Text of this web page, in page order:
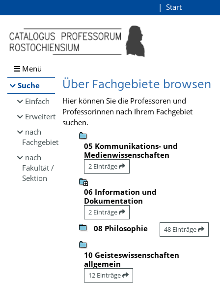
Browsen
direkt zum Inhalt
Start
Menü
Suche
Einfach
Erweitert
nach
Fachgebiet
nach
Fakultät /
Sektion
Über Fachgebiete browsen
Hier können Sie die Professoren und
Professorinnen nach Ihrem Fachgebiet
suchen.
05 Kommunikations- und
Medienwissenschaften
2 Einträge
06 Information und
Dokumentation
2 Einträge
08 Philosophie 48 Einträge
10 Geisteswissenschaften
allgemein
12 Einträge